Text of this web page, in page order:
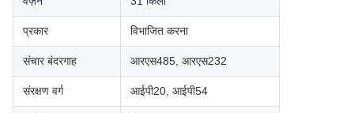
प्रकार विभाजित करना
संचार बंदरगाह आरएस485, आरएस232
संरक्षण वर्ग आईपी20, आईपी54